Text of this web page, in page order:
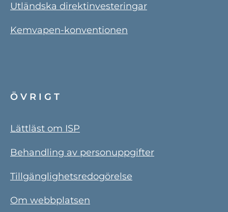
Utländska direktinvesteringar
Kemvapen-konventionen
ÖVRIGT
Lättläst om ISP
Behandling av personuppgifter
Tillgänglighetsredogörelse
Om webbplatsen